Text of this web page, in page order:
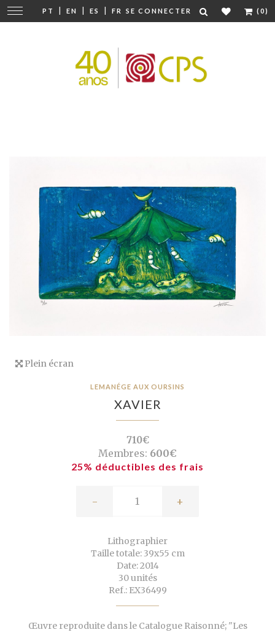
PT | EN | ES | FR SE CONNECTER (0)
Modifier
la
Plein écran
LEMANÉGE AUX OURSINS
XAVIER
710€
Membres: 600€
25% déductibles des frais
- +
Lithographier
Taille totale: 39x55 cm
Date: 2014
30 unités
Ref.: EX36499
Œuvre reproduite dans le Catalogue Raisonné; "Les